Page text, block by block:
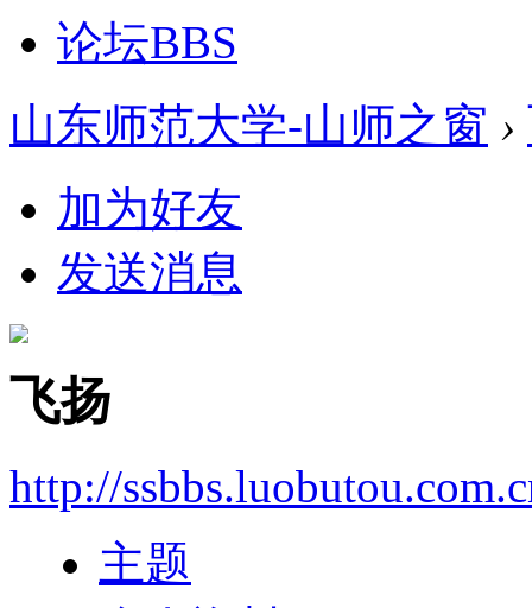
论坛BBS
山东师范大学-山师之窗 ›
加为好友
发送消息
飞扬
http://
主题